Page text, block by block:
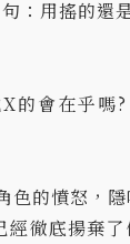
：用搖的還
X的會在乎
色的憤怒，
經徹底揚棄